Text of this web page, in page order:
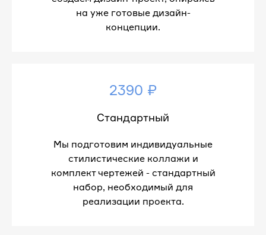
на уже готовые дизайн-
концепции.
2390 ₽
Стандартный
Мы подготовим индивидуальные
стилистические коллажи и
комплект чертежей - стандартный
набор, необходимый для
реализации проекта.